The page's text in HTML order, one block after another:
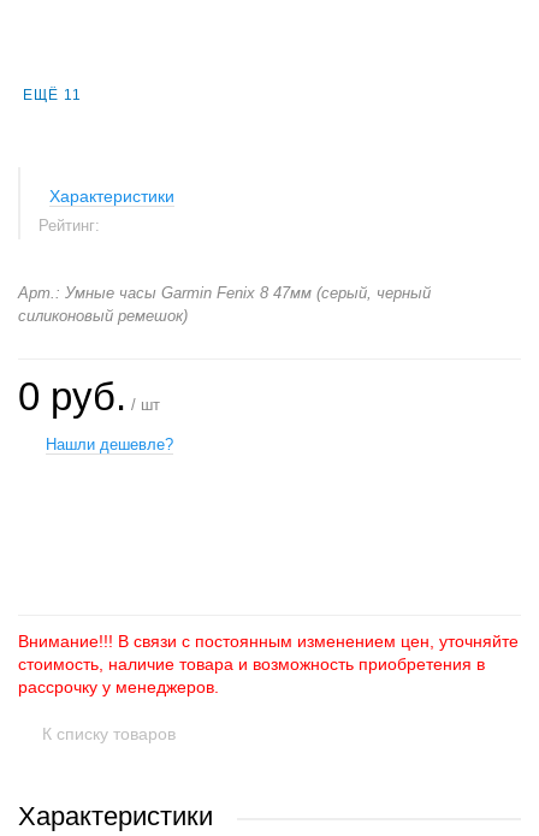
ЕЩЁ 11
Характеристики
Рейтинг:
Арт.: Умные часы Garmin Fenix 8 47мм (серый, черный
силиконовый ремешок)
0 руб. / шт
Нашли дешевле?
Внимание!!! В связи с постоянным изменением цен, уточняйте
стоимость, наличие товара и возможность приобретения в
рассрочку у менеджеров.
К списку товаров
Характеристики